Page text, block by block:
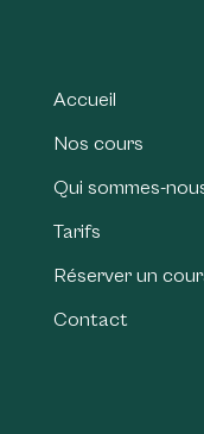
Accueil
Nos cours
Qui sommes-
Tarifs
Réserver un
Contact